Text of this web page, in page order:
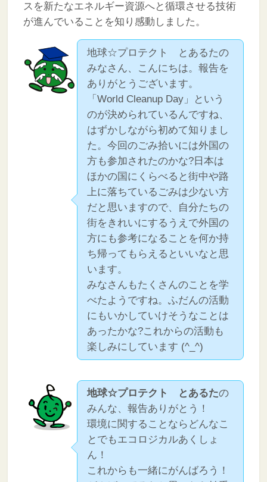
スを新たなエネルギー資源へと循環させる技術
が進んでいることを知り感動しました。
地球☆プロテクト とあるたの
みなさん、こんにちは。報告を
ありがとうございます。
「World Cleanup Day」という
のが決められているんですね、
はずかしながら初めて知りまし
た。今回のごみ拾いには外国の
方も参加されたのかな?日本は
ほかの国にくらべると街中や路
上に落ちているごみは少ない方
だと思いますので、自分たちの
街をきれいにするうえで外国の
方にも参考になることを何か持
ち帰ってもらえるといいなと思
います。
みなさんもたくさんのことを学
べたようですね。ふだんの活動
にもいかしていけそうなことは
あったかな?これからの活動も
楽しみにしています (^_^)
地球☆プロテクト とあるたの
みんな、報告ありがとう！
環境に関することならどんなこ
とでもエコロジカルあくしょ
ん！
これからも一緒にがんばろう！